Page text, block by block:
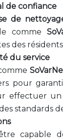
de confiance
de
comme
des
du service
pour
effectuer
standards
capable